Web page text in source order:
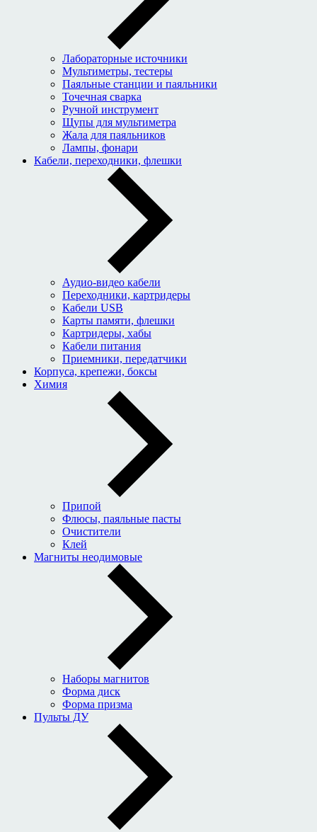
Лабораторные источники
Мультиметры, тестеры
Паяльные станции и паяльники
Точечная сварка
Ручной инструмент
Щупы для мультиметра
Жала для паяльников
Лампы, фонари
Кабели, переходники, флешки
Аудио-видео кабели
Переходники, картридеры
Кабели USB
Карты памяти, флешки
Картридеры, хабы
Кабели питания
Приемники, передатчики
Корпуса, крепежи, боксы
Химия
Припой
Флюсы, паяльные пасты
Очистители
Клей
Магниты неодимовые
Наборы магнитов
Форма диск
Форма призма
Пульты ДУ